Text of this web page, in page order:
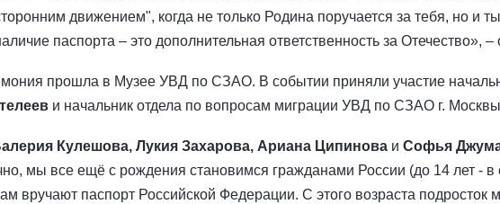
движением", когда не только Родина поручается за тебя, но и
паспорта – это дополнительная ответственность за Отечество»,
прошла в Музее УВД по СЗАО. В событии приняли участие
и начальник отдела по вопросам миграции УВД по СЗАО г. Москвы
Кулешова, Лукия Захарова, Ариана Ципиноваи Софья
мы все ещё с рождения становимся гражданами России (до 14 лет - в
вручают паспорт Российской Федерации. С этого возраста подросток